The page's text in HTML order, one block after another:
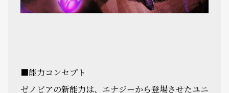
■能力コンセプト
ゼノビアの新能力は、エナジーから登場させたユニ